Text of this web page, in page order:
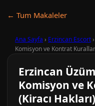
← Tum Makaleler
Ana Sayfa › Erzincan Escort›
Komisyon ve Kontrat
Erzincan
Komisyon ve
(Kiracı Hakları)